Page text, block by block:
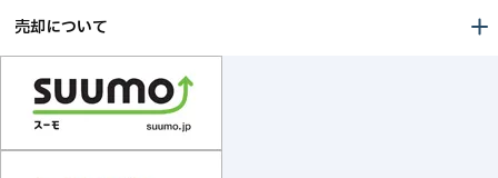
売却について